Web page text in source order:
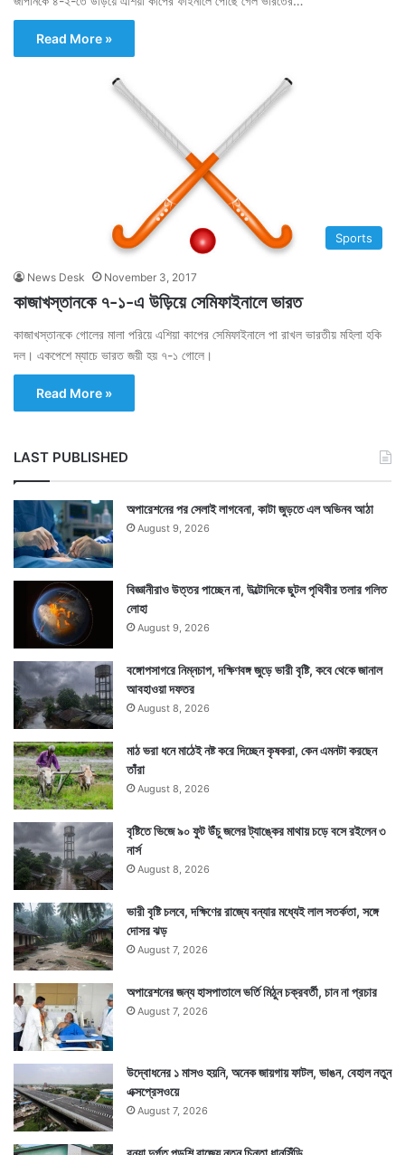
Read More »
Sports
News Desk November 3, 2017
কাজাখস্তানকে ৭-১-এ উড়িয়ে সেমিফাইনালে ভারত
কাজাখস্তানকে গোলের মালা পরিয়ে এশিয়া কাপের সেমিফাইনালে পা রাখল ভারতীয় মহিলা হকি
দল। একপেশে ম্যাচে ভারত জয়ী হয় ৭-১ গোলে।
Read More »
LAST PUBLISHED
অপারেশনের পর সেলাই লাগবেনা, কাটা জুড়তে এল অভিনব আঠা
August 9, 2026
বিজ্ঞানীরাও উত্তর পাচ্ছেন না, উল্টোদিকে ছুটল পৃথিবীর তলার গলিত
লোহা
August 9, 2026
বঙ্গোপসাগরে নিম্নচাপ, দক্ষিণবঙ্গ জুড়ে ভারী বৃষ্টি, কবে থেকে জানাল
আবহাওয়া দফতর
August 8, 2026
মাঠ ভরা ধনে মাঠেই নষ্ট করে দিচ্ছেন কৃষকরা, কেন এমনটা করছেন
তাঁরা
August 8, 2026
বৃষ্টিতে ভিজে ৯০ ফুট উঁচু জলের ট্যাঙ্কের মাথায় চড়ে বসে রইলেন ৩
নার্স
August 8, 2026
ভারী বৃষ্টি চলবে, দক্ষিণের রাজ্যে বন্যার মধ্যেই লাল সতর্কতা, সঙ্গে
দোসর ঝড়
August 7, 2026
অপারেশনের জন্য হাসপাতালে ভর্তি মিঠুন চক্রবর্তী, চান না প্রচার
August 7, 2026
উদ্বোধনের ১ মাসও হয়নি, অনেক জায়গায় ফাটল, ভাঙন, বেহাল নতুন
এক্সপ্রেসওয়ে
August 7, 2026